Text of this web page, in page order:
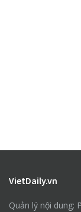
VietDaily.vn
Quản lý nội dung: